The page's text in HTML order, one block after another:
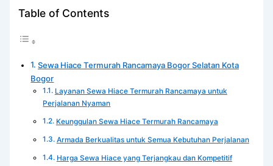
Table of Contents
Sewa Hiace Termurah Rancamaya Bogor Selatan Kota
Bogor
Layanan Sewa Hiace Termurah Rancamaya untuk
Perjalanan Nyaman
Keunggulan Sewa Hiace Termurah Rancamaya
Armada Berkualitas untuk Semua Kebutuhan Perjalanan
Harga Sewa Hiace yang Terjangkau dan Kompetitif